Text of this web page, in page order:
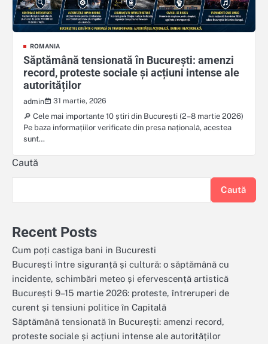
ROMANIA
Săptămână tensionată în București: amenzi
record, proteste sociale și acțiuni intense ale
autorităților
admin
31 martie, 2026
🔎 Cele mai importante 10 știri din București (2–8 martie 2026)
Pe baza informațiilor verificate din presa națională, acestea
sunt…
Caută
Caută
Recent Posts
Cum poți castiga bani in Bucuresti
București între siguranță și cultură: o săptămână cu
incidente, schimbări meteo și efervescență artistică
București 9–15 martie 2026: proteste, întreruperi de
curent și tensiuni politice în Capitală
Săptămână tensionată în București: amenzi record,
proteste sociale și acțiuni intense ale autorităților